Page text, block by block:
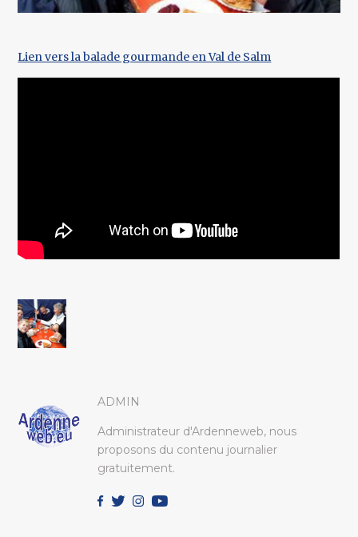
Lien vers la balade gourmande en Val de Salm
ADMIN
Administrateur d'Ardenneweb, nous
proposons du contenu journalier
gratuitement.